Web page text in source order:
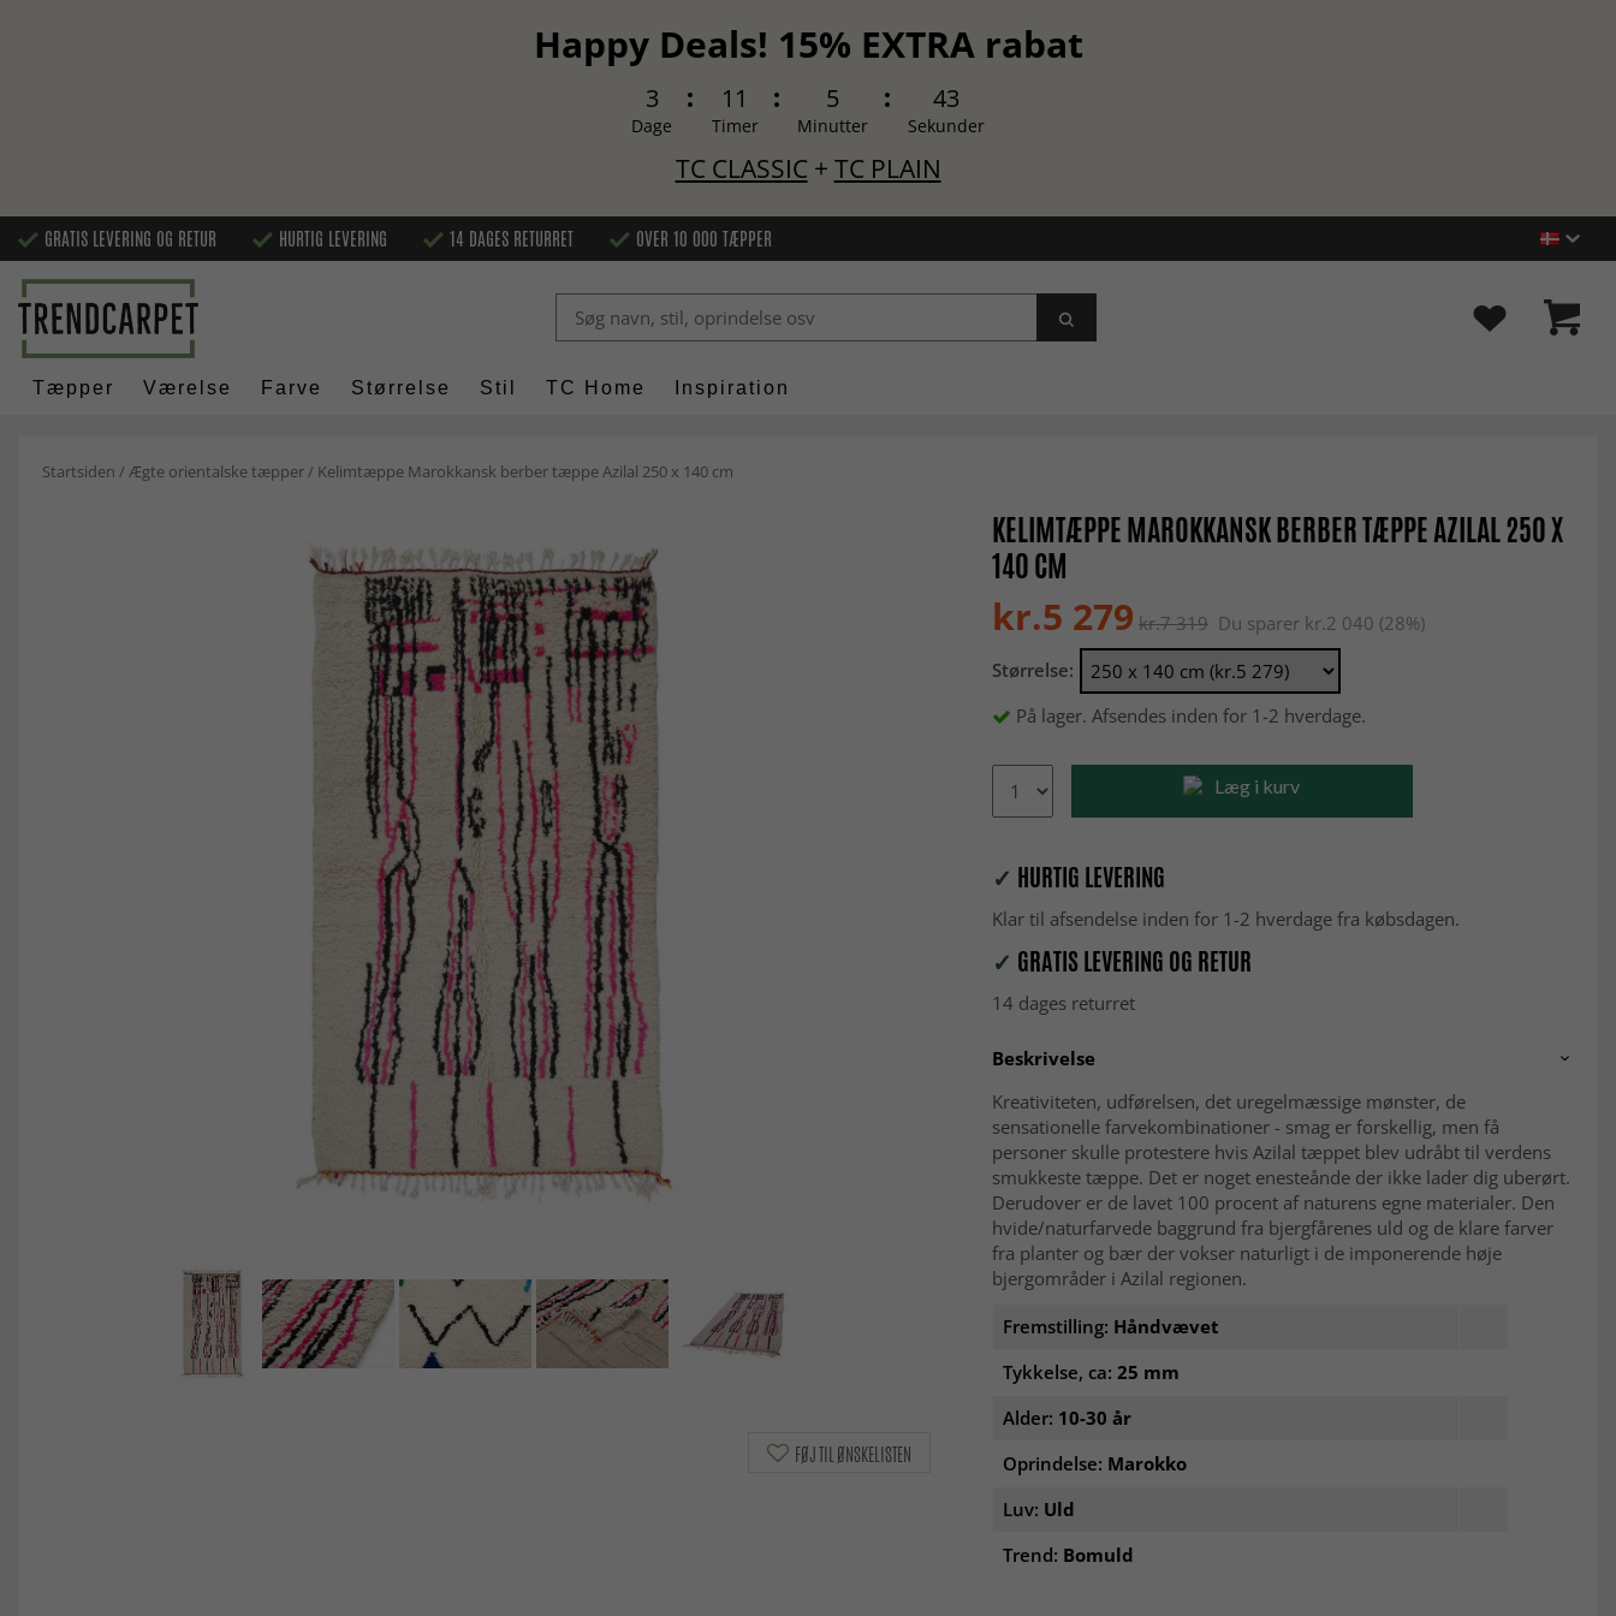
Happy Deals! 15% EXTRA rabat
3
Dage
11
Timer
5
Minutter
42
Sekunder
TC CLASSIC+ TC PLAIN
GRATIS LEVERING OG RETUR HURTIG LEVERING 14 DAGES RETURRET OVER 10 000 TÆPPER
Tæpper Værelse Farve Størrelse Stil TC Home Inspiration
Startsiden /Ægte orientalske tæpper/ Kelimtæppe Marokkansk berber tæppe Azilal 250 x 140 cm
KELIMTÆPPE MAROKKANSK BERBER TÆPPE AZILAL 250 X
140 CM
kr.5 279 kr.7 319Du sparer kr.2 040 (28%)
Størrelse:
På lager. Afsendes inden for 1-2 hverdage.
Læg i kurv
✓ HURTIG LEVERING
Klar til afsendelse inden for 1-2 hverdage fra købsdagen.
✓ GRATIS LEVERING OG RETUR
14 dages returret
Beskrivelse
Kreativiteten, udførelsen, det uregelmæssige mønster, de
sensationelle farvekombinationer - smag er forskellig, men få
personer skulle protestere hvis Azilal tæppet blev udråbt til verdens
smukkeste tæppe. Det er noget enesteånde der ikke lader dig uberørt.
Derudover er de lavet 100 procent af naturens egne materialer. Den
hvide/naturfarvede baggrund fra bjergfårenes uld og de klare farver
fra planter og bær der vokser naturligt i de imponerende høje
bjergområder i Azilal regionen.
Fremstilling: Håndvævet
Tykkelse, ca: 25 mm
Alder: 10-30 år
Oprindelse: Marokko
Luv: Uld
Trend: Bomuld
FØJ TIL ØNSKELISTEN